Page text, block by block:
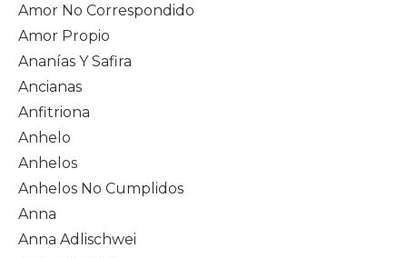
Amor No Correspondido
Amor Propio
Ananías Y Safira
Ancianas
Anfitriona
Anhelo
Anhelos
Anhelos No Cumplidos
Anna
Anna Adlischwei